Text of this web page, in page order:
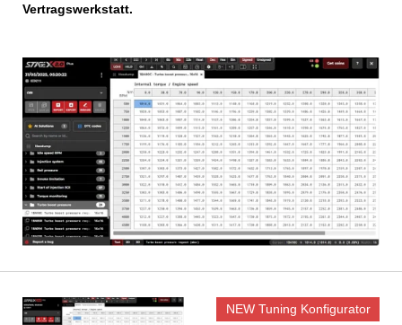
Vertragswerkstatt.
NEW Tuning Konfigurator